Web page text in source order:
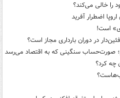
را خالی می‌کند؟
اضطرار آفرید
است!
در دوران بارداری مجاز است؟
صورت‌حساب سنگینی که به اقتصاد می‌رسد
چه کرد؟